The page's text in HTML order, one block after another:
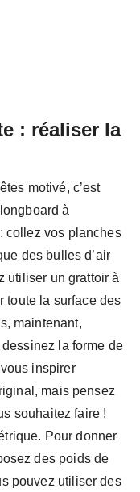
: réaliser la
motivé, c’est
à
collez vos planches
des bulles d’air
utiliser un grattoir à
toute la surface des
maintenant,
la forme de
inspirer
mais pensez
souhaitez faire !
Pour donner
des poids de
pouvez utiliser des